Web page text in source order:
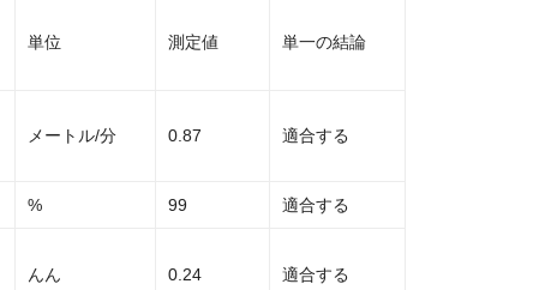
単位 測定値 単一の結論
メートル/分 0.87 適合する
% 99 適合する
んん 0.24 適合する